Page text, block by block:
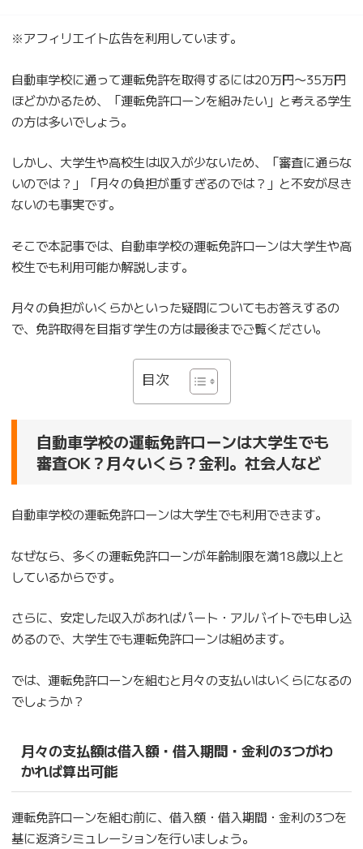
※アフィリエイト広告を利用しています。
自動車学校に通って運転免許を取得するには20万円〜35万円
ほどかかるため、「運転免許ローンを組みたい」と考える学生
の方は多いでしょう。
しかし、大学生や高校生は収入が少ないため、「審査に通らな
いのでは？」「月々の負担が重すぎるのでは？」と不安が尽き
ないのも事実です。
そこで本記事では、自動車学校の運転免許ローンは大学生や高
校生でも利用可能か解説します。
月々の負担がいくらかといった疑問についてもお答えするの
で、免許取得を目指す学生の方は最後までご覧ください。
目次
自動車学校の運転免許ローンは大学生でも
審査OK？月々いくら？金利。社会人など
自動車学校の運転免許ローンは大学生でも利用できます。
なぜなら、多くの運転免許ローンが年齢制限を満18歳以上と
しているからです。
さらに、安定した収入があればパート・アルバイトでも申し込
めるので、大学生でも運転免許ローンは組めます。
では、運転免許ローンを組むと月々の支払いはいくらになるの
でしょうか？
月々の支払額は借入額・借入期間・金利の3つがわ
かれば算出可能
運転免許ローンを組む前に、借入額・借入期間・金利の3つを
基に返済シミュレーションを行いましょう。